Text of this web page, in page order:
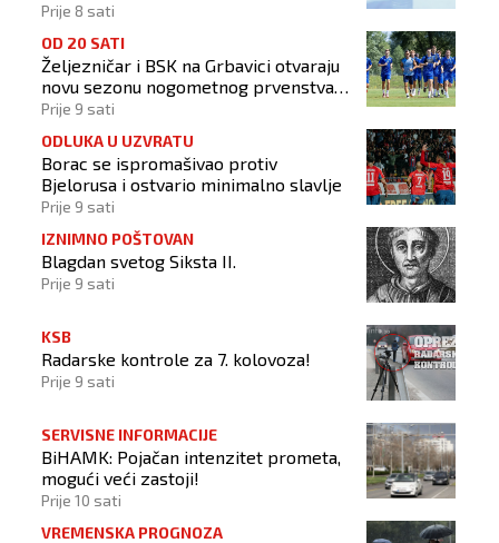
Prije 8 sati
OD 20 SATI
Željezničar i BSK na Grbavici otvaraju
novu sezonu nogometnog prvenstva
BiH
Prije 9 sati
ODLUKA U UZVRATU
Borac se ispromašivao protiv
Bjelorusa i ostvario minimalno slavlje
Prije 9 sati
IZNIMNO POŠTOVAN
Blagdan svetog Siksta II.
Prije 9 sati
KSB
Radarske kontrole za 7. kolovoza!
Prije 9 sati
SERVISNE INFORMACIJE
BiHAMK: Pojačan intenzitet prometa,
mogući veći zastoji!
Prije 10 sati
VREMENSKA PROGNOZA